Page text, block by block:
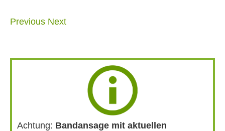
Previous Next
Achtung: Bandansage mit aktuellen